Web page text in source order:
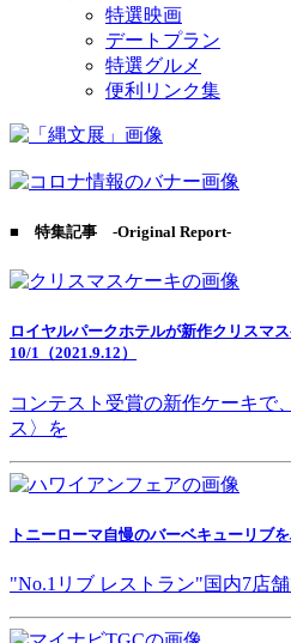
特選映画
デートプラン
特選グルメ
便利リンク集
■ 特集記事 -Original Report-
ロイヤルパークホテルが新作クリスマ
10/1（2021.9.12）
コンテスト受賞の新作ケーキで
ス〉を
トニーローマ自慢のバーベキューリブ
"No.1リブ レストラン"国内7店